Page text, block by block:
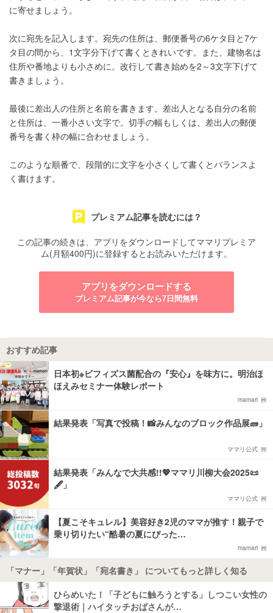
に寄せましょう。
次に宛先を記入します。宛先の住所は、郵便番号の6ケタ目と7ケ
タ目の間から、1文字分下げて書くときれいです。また、建物名は
住所や番地よりも小さめに。改行して書き始めを2～3文字下げて
書きましょう。
最後に差出人の住所と名前を書きます。差出人となる自分の名前
と住所は、一番小さい文字で。切手の幅もしくは、差出人の郵便
番号を書く枠の幅に合わせましょう。
このような順番で、段階的に文字を小さくして書くとバランスよ
く書けます。
プレミアム記事を読むには？
この記事の続きは、アプリをダウンロードしてママリプレミア
ム(月額400円)に登録するとお読みいただけます。
アプリをダウンロードする
プレミアム記事が今なら7日間無料
おすすめ記事
日本初※ビフィズス菌配合の『安心』を味方に。明治ほ
ほえみセミナー体験レポート
mamari
結果発表「写真で投稿！📸みんなのブロック作品展🧱」
ママリ公式
結果発表「みんなで大共感!!💖ママリ川柳大会2025📜
🖋️」
ママリ公式
【夏こそキュレル】美容好き2児のママが推す！親子で
乗り切りたい“酷暑の夏にぴった…
mamari
「マナー」「年賀状」「宛名書き」 についてもっと詳しく知る
ひらめいた！「子どもに触ろうとする」しつこい女性の
撃退術｜ハイタッチおばさんが…